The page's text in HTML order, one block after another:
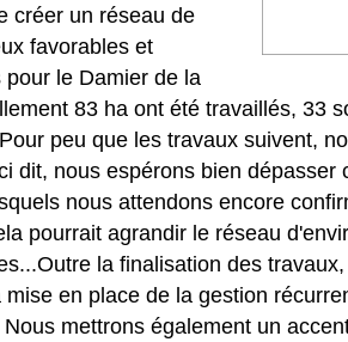
créer un réseau de
favorables et
pour le Damier de la
83 ha ont été travaillés, 33
peu que les travaux suivent,
dit, nous espérons bien
nous attendons encore
pourrait agrandir le réseau
la finalisation des
en place de la gestion
mettrons également un